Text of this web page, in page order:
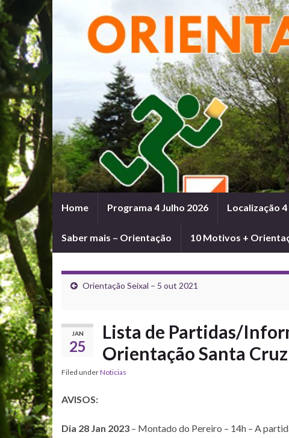
Home Programa 4 Julho 2026 Localização 4
Saber mais – Orientação 10 Motivos +
Orientação Seixal – 5 out 2021
JAN
25
Lista de Partidas/
Orientação Santa
Filed underNoticias
AVISOS:
Dia 28 Jan 2023 – Montado do Pereiro – 14h – A